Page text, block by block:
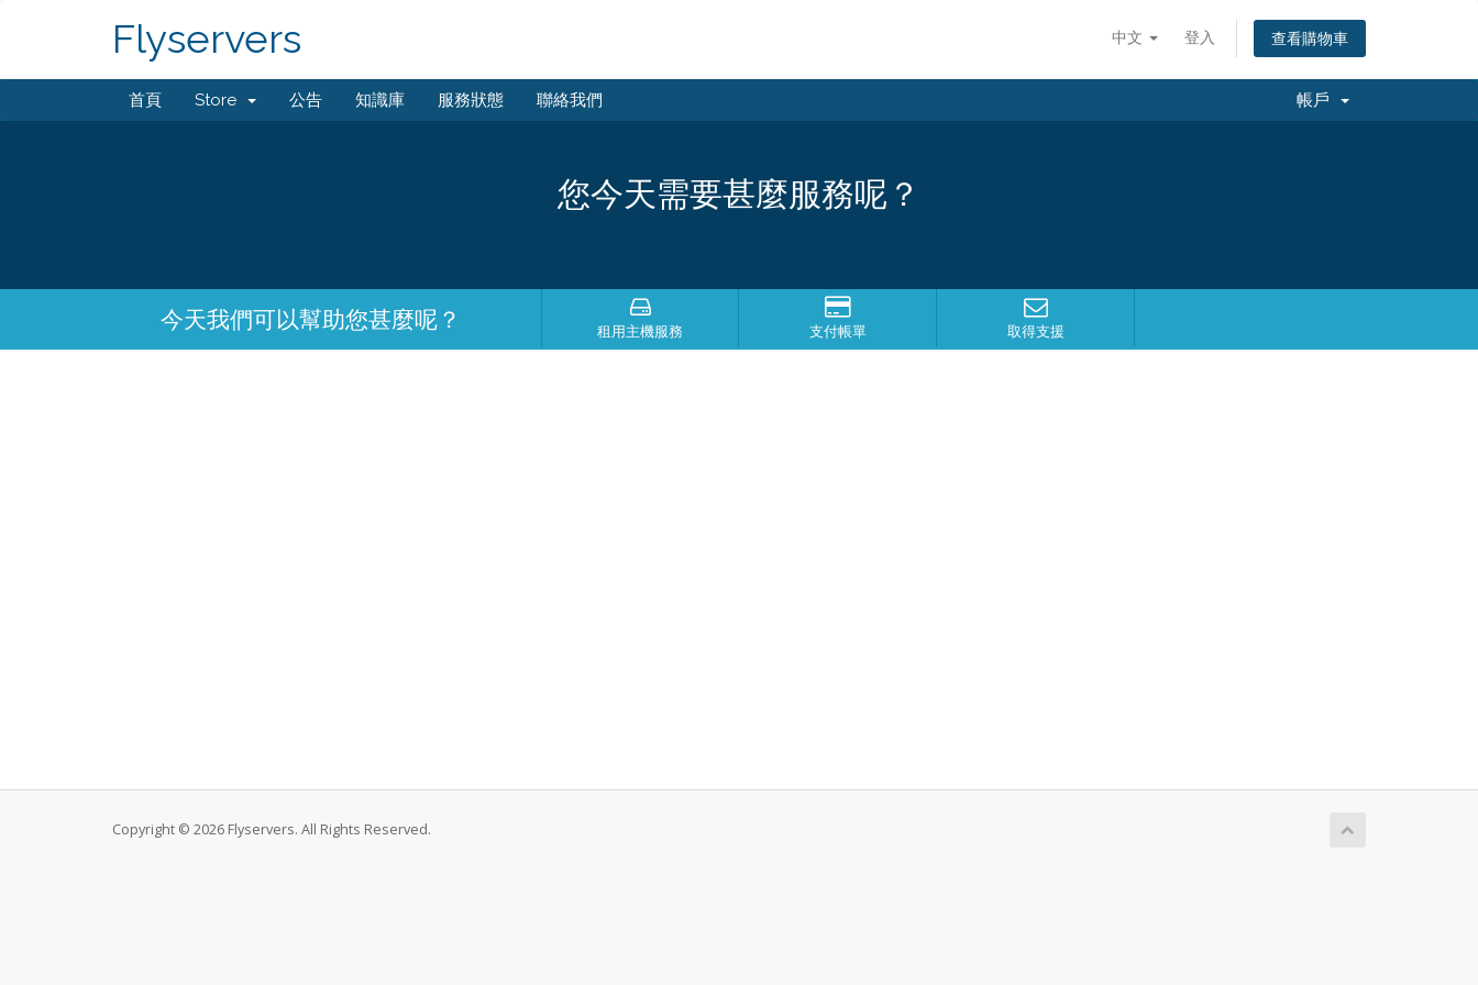
中文 登入 查看購物車
Flyservers
首頁 Store 公告 知識庫 服務狀態 聯絡我們 帳戶
您今天需要甚麼服務呢？
今天我們可以幫助您甚麼呢？ 租用主機服務 支付帳單 取得支援
Copyright © 2026 Flyservers. All Rights Reserved.